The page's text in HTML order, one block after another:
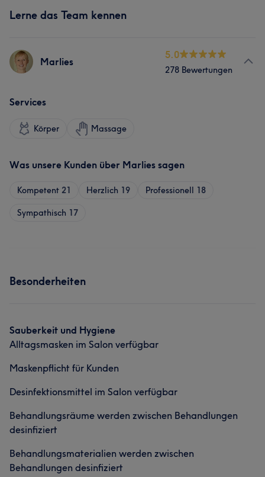
Lerne das Team kennen
Marlies
5.0
278 Bewertungen
Services
Körper Massage
Was unsere Kunden über Marlies sagen
Kompetent 21 Herzlich 19 Professionell 18
Sympathisch 17
Besonderheiten
Sauberkeit und Hygiene
Alltagsmasken im Salon verfügbar
Maskenpflicht für Kunden
Desinfektionsmittel im Salon verfügbar
Behandlungsräume werden zwischen Behandlungen
desinfiziert
Behandlungsmaterialien werden zwischen
Behandlungen desinfiziert